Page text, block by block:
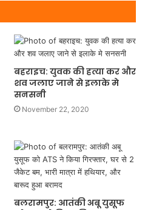
बहराइच: युवक की हत्या कर और
शव जलाए जाने से इलाके मे
सनसनी
November 22, 2020
बलरामपुर: आतंकी अबू युसूफ